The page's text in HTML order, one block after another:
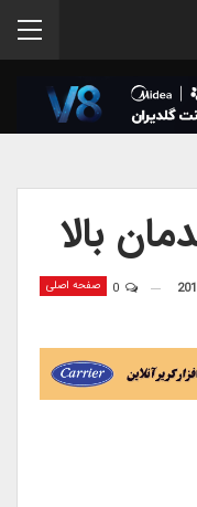
بالا
صفحه اصلی